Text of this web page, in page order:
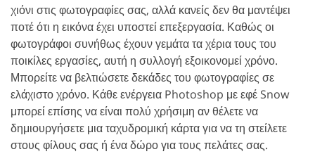
χιόνι στις φωτογραφίες σας, αλλά κανείς δεν θα μαντέψει
ποτέ ότι η εικόνα έχει υποστεί επεξεργασία. Καθώς οι
φωτογράφοι συνήθως έχουν γεμάτα τα χέρια τους του
ποικίλες εργασίες, αυτή η συλλογή εξοικονομεί χρόνο.
Μπορείτε να βελτιώσετε δεκάδες του φωτογραφίες σε
ελάχιστο χρόνο. Κάθε ενέργεια Photoshop με εφέ Snow
μπορεί επίσης να είναι πολύ χρήσιμη αν θέλετε να
δημιουργήσετε μια ταχυδρομική κάρτα για να τη στείλετε
στους φίλους σας ή ένα δώρο για τους πελάτες σας.